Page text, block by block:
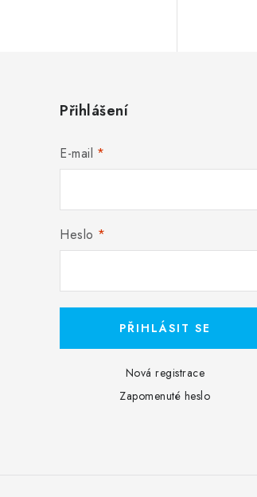
Přihlášení
E-mail
Heslo
PŘIHLÁSIT SE
Nová registrace
Zapomenuté heslo